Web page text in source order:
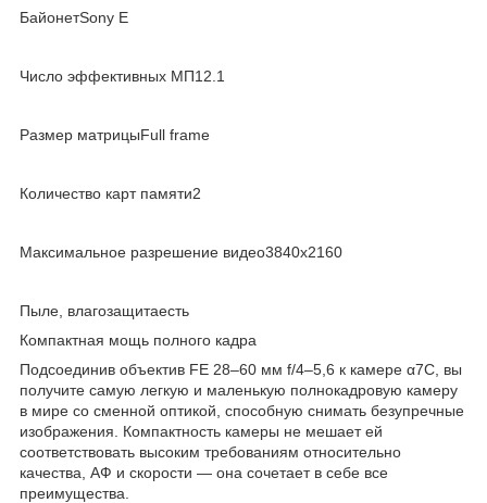
БайонетSony E
Число эффективных МП12.1
Размер матрицыFull frame
Количество карт памяти2
Максимальное разрешение видео3840x2160
Пыле, влагозащитаесть
Компактная мощь полного кадра
Подсоединив объектив FE 28–60 мм f/4–5,6 к камере α7C, вы
получите самую легкую и маленькую полнокадровую камеру
в мире со сменной оптикой, способную снимать безупречные
изображения. Компактность камеры не мешает ей
соответствовать высоким требованиям относительно
качества, АФ и скорости — она сочетает в себе все
преимущества.